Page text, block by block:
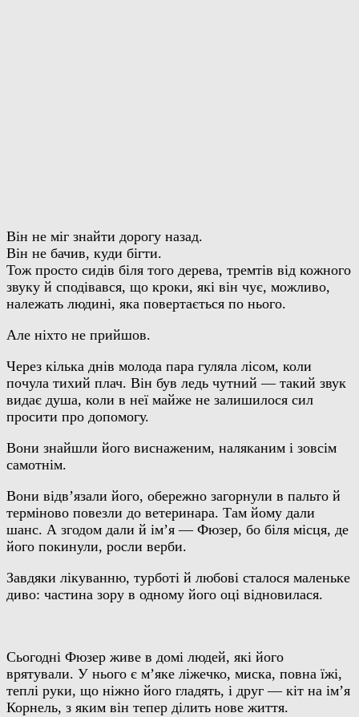
Він не міг знайти дорогу назад.
Він не бачив, куди бігти.
Тож просто сидів біля того дерева, тремтів від кожного
звуку й сподівався, що кроки, які він чує, можливо,
належать людині, яка повертається по нього.
Але ніхто не прийшов.
Через кілька днів молода пара гуляла лісом, коли
почула тихий плач. Він був ледь чутний — такий звук
видає душа, коли в неї майже не залишилося сил
просити про допомогу.
Вони знайшли його виснаженим, наляканим і зовсім
самотнім.
Вони відв’язали його, обережно загорнули в пальто й
терміново повезли до ветеринара. Там йому дали
шанс. А згодом дали й ім’я — Фюзер, бо біля місця, де
його покинули, росли верби.
Завдяки лікуванню, турботі й любові сталося маленьке
диво: частина зору в одному його оці відновилася.
Сьогодні Фюзер живе в домі людей, які його
врятували. У нього є м’яке ліжечко, миска, повна їжі,
теплі руки, що ніжно його гладять, і друг — кіт на ім’я
Корнель, з яким він тепер ділить нове життя.